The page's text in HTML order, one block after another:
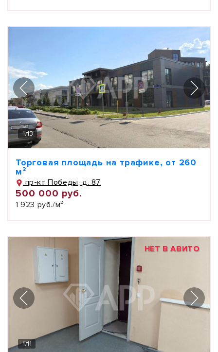
1/13
Торговая площадь на трафике, от 260
м²
пр-кт Победы, д. 87
500 000 руб.
1 923 руб./м²
НЕТ В АВИТО
1/11